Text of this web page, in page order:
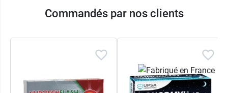
Commandés par nos clients